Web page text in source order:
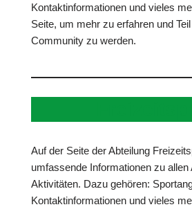
Kontaktinformationen und vieles
Seite, um mehr zu erfahren und
Community zu werden.
Auf der Seite der Abteilung
umfassende Informationen zu allen
Aktivitäten. Dazu gehören:
Kontaktinformationen und vieles